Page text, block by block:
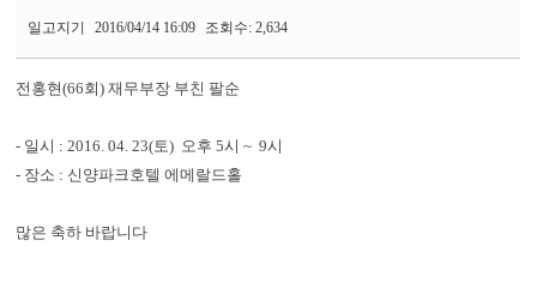
일고지기 2016/04/14 16:09 조회수: 2,634
전홍현(66회) 재무부장 부친 팔순
- 일시 : 2016. 04. 23(토) 오후 5시 ~ 9시
- 장소 : 신양파크호텔 에메랄드홀
많은 축하 바랍니다